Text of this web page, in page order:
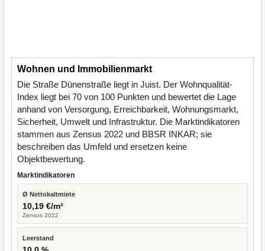
Wohnen und Immobilienmarkt
Die Straße Dünenstraße liegt in Juist. Der Wohnqualität-
Index liegt bei 70 von 100 Punkten und bewertet die Lage
anhand von Versorgung, Erreichbarkeit, Wohnungsmarkt,
Sicherheit, Umwelt und Infrastruktur. Die Marktindikatoren
stammen aus Zensus 2022 und BBSR INKAR; sie
beschreiben das Umfeld und ersetzen keine
Objektbewertung.
Marktindikatoren
Ø Nettokaltmiete
10,19 €/m²
Zensus 2022
Leerstand